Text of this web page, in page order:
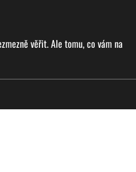
věřit. Ale tomu, co vám na